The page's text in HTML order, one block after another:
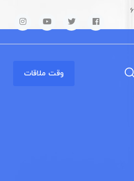
3 تا 6
وقت ملاقات